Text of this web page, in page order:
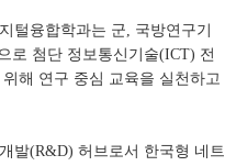
털융합학과는 군, 국방연구기
로 첨단 정보통신기술(ICT) 전
해 연구 중심 교육을 실천하고
발(R&D) 허브로서 한국형 네트